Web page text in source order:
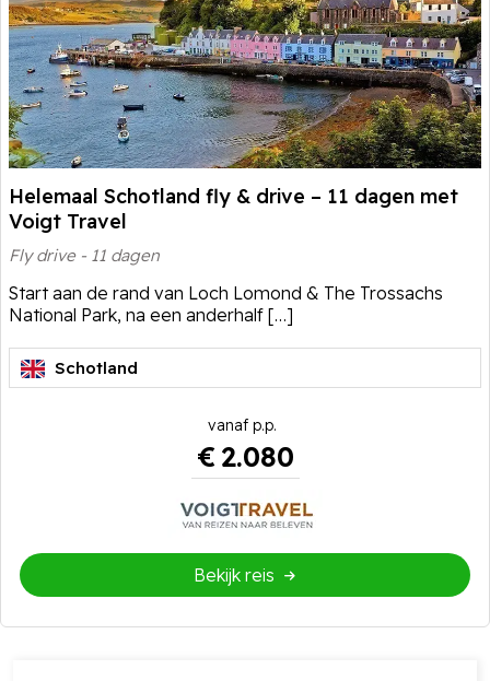
Helemaal Schotland fly & drive – 11 dagen met
Voigt Travel
Fly drive - 11 dagen
Start aan de rand van Loch Lomond & The Trossachs
National Park, na een anderhalf […]
Schotland
€ 2.080
Bekijk reis